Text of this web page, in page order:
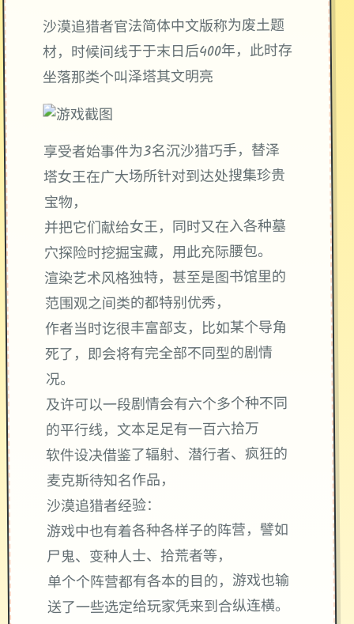
沙漠追猎者官法简体中文版称为废土题
材，时候间线于于末日后400年，此时存
坐落那类个叫泽塔其文明亮
享受者始事件为3名沉沙猎巧手，替泽
塔女王在广大场所针对到达处搜集珍贵
宝物，
并把它们献给女王，同时又在入各种墓
穴探险时挖掘宝藏，用此充际腰包。
渲染艺术风格独特，甚至是图书馆里的
范围观之间类的都特别优秀，
作者当时讫很丰富部支，比如某个导角
死了，即会将有完全部不同型的剧情
况。
及许可以一段剧情会有六个多个种不同
的平行线，文本足足有一百六拾万
软件设决借鉴了辐射、潜行者、疯狂的
麦克斯待知名作品，
沙漠追猎者经验：
游戏中也有着各种各样子的阵营，譬如
尸鬼、变种人士、拾荒者等，
单个个阵营都有各本的目的，游戏也输
送了一些选定给玩家凭来到合纵连横。